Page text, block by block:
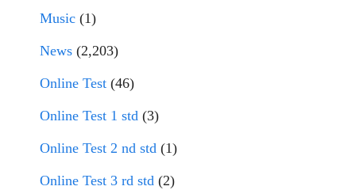
Music (1)
News (2,203)
Online Test (46)
Online Test 1 std (3)
Online Test 2 nd std (1)
Online Test 3 rd std (2)